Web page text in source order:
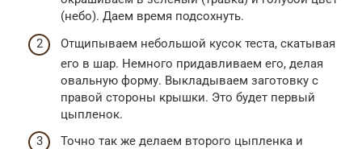
(небо). Даем время подсохнуть.
Отщипываем небольшой кусок теста, скатывая
его в шар. Немного придавливаем его, делая
овальную форму. Выкладываем заготовку с
правой стороны крышки. Это будет первый
цыпленок.
Точно так же делаем второго цыпленка и